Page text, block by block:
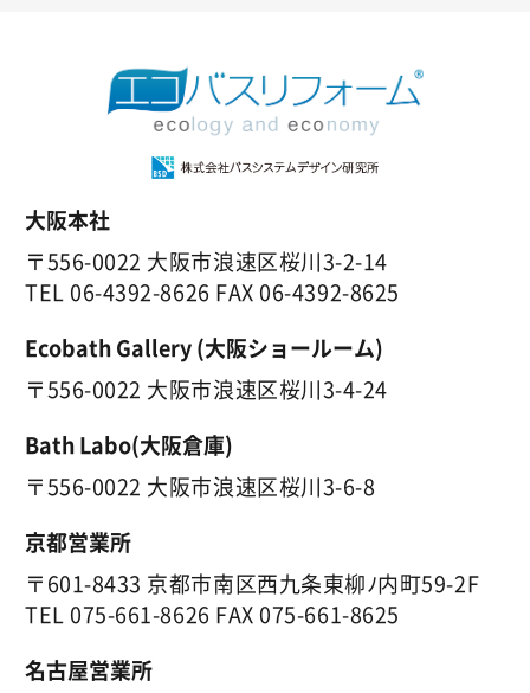
大阪本社
〒556-0022 大阪市浪速区桜川3-2-14
TEL 06-4392-8626 FAX 06-4392-8625
Ecobath Gallery (大阪ショールーム)
〒556-0022 大阪市浪速区桜川3-4-24
Bath Labo(大阪倉庫)
〒556-0022 大阪市浪速区桜川3-6-8
京都営業所
〒601-8433 京都市南区西九条東柳ﾉ内町59-2F
TEL 075-661-8626 FAX 075-661-8625
名古屋営業所